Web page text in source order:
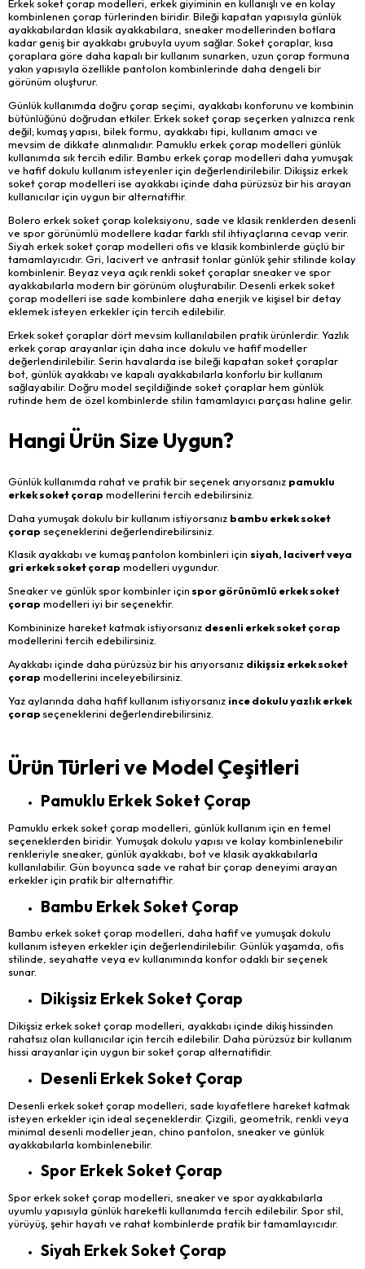
Erkek soket çorap modelleri, erkek giyiminin en kullanışlı ve en kolay
kombinlenen çorap türlerinden biridir. Bileği kapatan yapısıyla günlük
ayakkabılardan klasik ayakkabılara, sneaker modellerinden botlara
kadar geniş bir ayakkabı grubuyla uyum sağlar. Soket çoraplar, kısa
çoraplara göre daha kapalı bir kullanım sunarken, uzun çorap formuna
yakın yapısıyla özellikle pantolon kombinlerinde daha dengeli bir
görünüm oluşturur.
Günlük kullanımda doğru çorap seçimi, ayakkabı konforunu ve kombinin
bütünlüğünü doğrudan etkiler. Erkek soket çorap seçerken yalnızca renk
değil; kumaş yapısı, bilek formu, ayakkabı tipi, kullanım amacı ve
mevsim de dikkate alınmalıdır. Pamuklu erkek çorap modelleri günlük
kullanımda sık tercih edilir. Bambu erkek çorap modelleri daha yumuşak
ve hafif dokulu kullanım isteyenler için değerlendirilebilir. Dikişsiz erkek
soket çorap modelleri ise ayakkabı içinde daha pürüzsüz bir his arayan
kullanıcılar için uygun bir alternatiftir.
Bolero erkek soket çorap koleksiyonu, sade ve klasik renklerden desenli
ve spor görünümlü modellere kadar farklı stil ihtiyaçlarına cevap verir.
Siyah erkek soket çorap modelleri ofis ve klasik kombinlerde güçlü bir
tamamlayıcıdır. Gri, lacivert ve antrasit tonlar günlük şehir stilinde kolay
kombinlenir. Beyaz veya açık renkli soket çoraplar sneaker ve spor
ayakkabılarla modern bir görünüm oluşturabilir. Desenli erkek soket
çorap modelleri ise sade kombinlere daha enerjik ve kişisel bir detay
eklemek isteyen erkekler için tercih edilebilir.
Erkek soket çoraplar dört mevsim kullanılabilen pratik ürünlerdir. Yazlık
erkek çorap arayanlar için daha ince dokulu ve hafif modeller
değerlendirilebilir. Serin havalarda ise bileği kapatan soket çoraplar
bot, günlük ayakkabı ve kapalı ayakkabılarla konforlu bir kullanım
sağlayabilir. Doğru model seçildiğinde soket çoraplar hem günlük
rutinde hem de özel kombinlerde stilin tamamlayıcı parçası haline gelir.
Hangi Ürün Size Uygun?
Günlük kullanımda rahat ve pratik bir seçenek arıyorsanız pamuklu
erkek soket çorap modellerini tercih edebilirsiniz.
Daha yumuşak dokulu bir kullanım istiyorsanız bambu erkek soket
çorap seçeneklerini değerlendirebilirsiniz.
Klasik ayakkabı ve kumaş pantolon kombinleri için siyah, lacivert veya
gri erkek soket çorap modelleri uygundur.
Sneaker ve günlük spor kombinler içinspor görünümlü erkek soket
çorap modelleri iyi bir seçenektir.
Kombininize hareket katmak istiyorsanız desenli erkek soket çorap
modellerini tercih edebilirsiniz.
Ayakkabı içinde daha pürüzsüz bir his arıyorsanız dikişsiz erkek soket
çorap modellerini inceleyebilirsiniz.
Yaz aylarında daha hafif kullanım istiyorsanız ince dokulu yazlık erkek
çorap seçeneklerini değerlendirebilirsiniz.
Ürün Türleri ve Model Çeşitleri
Pamuklu Erkek Soket Çorap
Pamuklu erkek soket çorap modelleri, günlük kullanım için en temel
seçeneklerden biridir. Yumuşak dokulu yapısı ve kolay kombinlenebilir
renkleriyle sneaker, günlük ayakkabı, bot ve klasik ayakkabılarla
kullanılabilir. Gün boyunca sade ve rahat bir çorap deneyimi arayan
erkekler için pratik bir alternatiftir.
Bambu Erkek Soket Çorap
Bambu erkek soket çorap modelleri, daha hafif ve yumuşak dokulu
kullanım isteyen erkekler için değerlendirilebilir. Günlük yaşamda, ofis
stilinde, seyahatte veya ev kullanımında konfor odaklı bir seçenek
sunar.
Dikişsiz Erkek Soket Çorap
Dikişsiz erkek soket çorap modelleri, ayakkabı içinde dikiş hissinden
rahatsız olan kullanıcılar için tercih edilebilir. Daha pürüzsüz bir kullanım
hissi arayanlar için uygun bir soket çorap alternatifidir.
Desenli Erkek Soket Çorap
Desenli erkek soket çorap modelleri, sade kıyafetlere hareket katmak
isteyen erkekler için ideal seçeneklerdir. Çizgili, geometrik, renkli veya
minimal desenli modeller jean, chino pantolon, sneaker ve günlük
ayakkabılarla kombinlenebilir.
Spor Erkek Soket Çorap
Spor erkek soket çorap modelleri, sneaker ve spor ayakkabılarla
uyumlu yapısıyla günlük hareketli kullanımda tercih edilebilir. Spor stil,
yürüyüş, şehir hayatı ve rahat kombinlerde pratik bir tamamlayıcıdır.
Siyah Erkek Soket Çorap